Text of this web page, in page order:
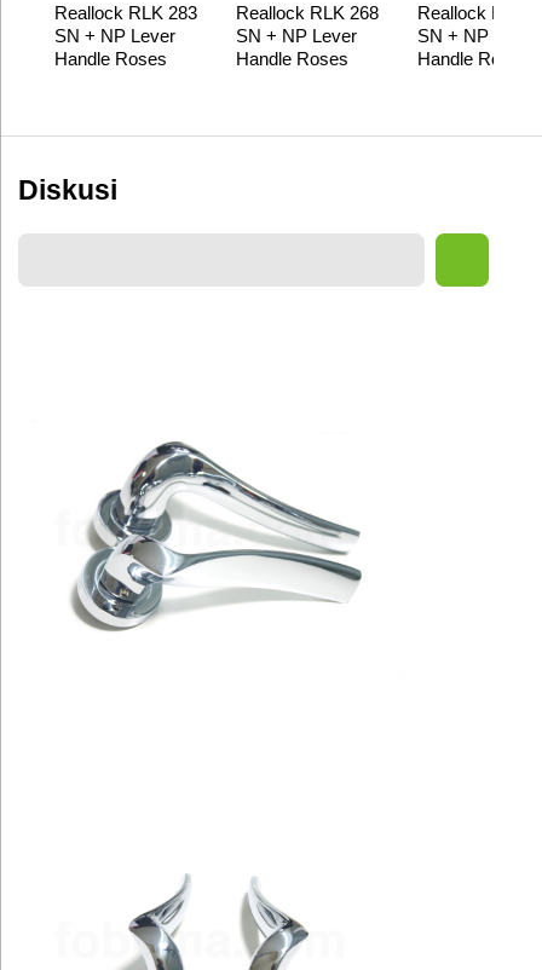
Reallock RLK 283
SN + NP Lever
Handle Roses
Reallock RLK 268
SN + NP Lever
Handle Roses
Reallock RLK
SN + NP Lever
Handle Roses
Diskusi